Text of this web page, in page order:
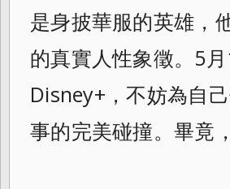
是身披華服的英雄，
的真實人性象徵。5
Disney+，不妨為自
事的完美碰撞。畢竟